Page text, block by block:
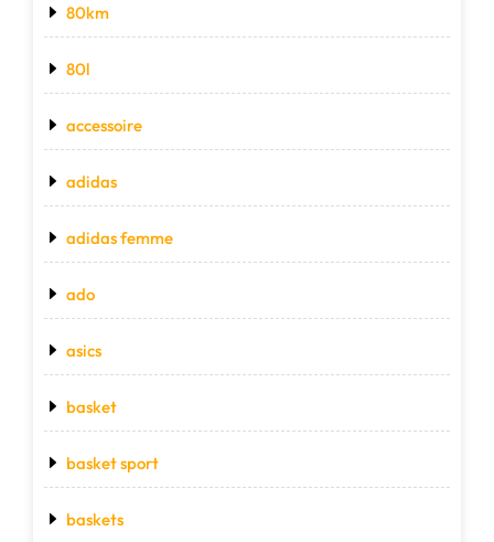
80km
80l
accessoire
adidas
adidas femme
ado
asics
basket
basket sport
baskets